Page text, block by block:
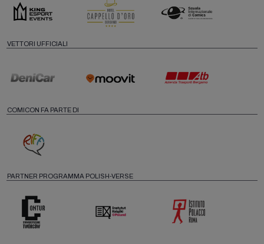
VETTORI UFFICIALI
COMICON FA PARTE DI
PARTNER PROGRAMMA POLISH-VERSE